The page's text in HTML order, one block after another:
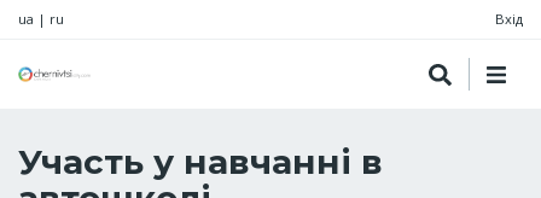
ua | ru Вхід
Участь у навчанні в